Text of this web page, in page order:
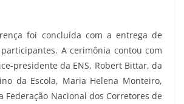
foi concluída com a entrega de
A cerimônia contou com
presidente da ENS, Robert Bittar, da
da Escola, Maria Helena Monteiro,
Federação Nacional dos Corretores de